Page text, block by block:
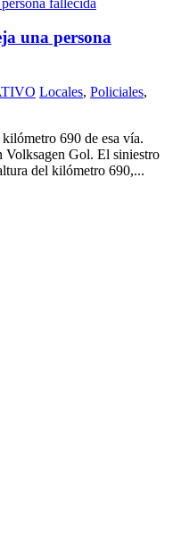
una persona
Locales, Policiales,
690 de esa vía.
Gol. El siniestro
del kilómetro 690,...